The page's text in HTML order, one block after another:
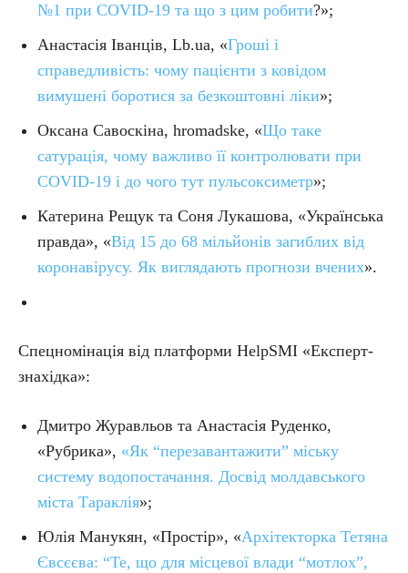
№1 при COVID-19 та що з цим робити?»;
Анастасія Іванців, Lb.ua, «Гроші і
справедливість: чому пацієнти з ковідом
вимушені боротися за безкоштовні ліки»;
Оксана Савоскіна, hromadske, «Що таке
сатурація, чому важливо її контролювати при
COVID-19 і до чого тут пульсоксиметр»;
Катерина Рещук та Соня Лукашова, «Українська
правда», «Від 15 до 68 мільйонів загиблих від
коронавірусу. Як виглядають прогнози вчених».
Спецномінація від платформи HelpSMI «Експерт-
знахідка»:
Дмитро Журавльов та Анастасія Руденко,
«Рубрика», «Як “перезавантажити” міську
систему водопостачання. Досвід молдавського
міста Тараклія»;
Юлія Манукян, «Простір», «Архітекторка Тетяна
Євсєєва: “Те, що для місцевої влади “мотлох”,